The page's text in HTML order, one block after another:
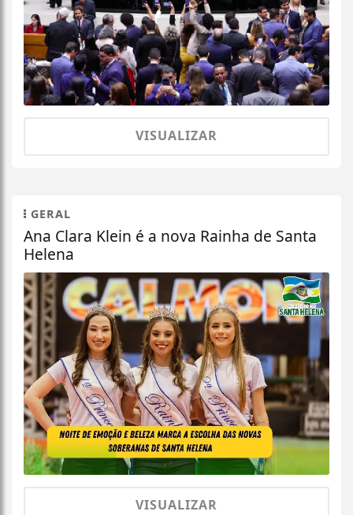
VISUALIZAR
GERAL
Ana Clara Klein é a nova Rainha de Santa
Helena
VISUALIZAR